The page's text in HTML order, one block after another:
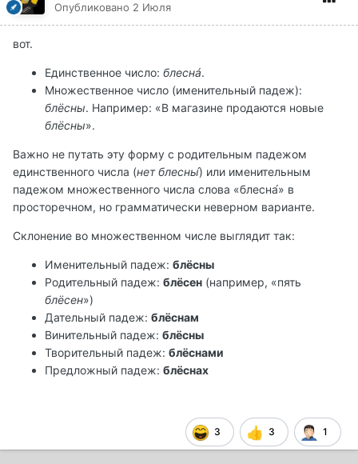
Опубликовано 2 Июля
вот.
Единственное число: блеснá.
Множественное число (именительный падеж):
блёсны. Например: «В магазине продаются новые
блёсны».
Важно не путать эту форму с родительным падежом
единственного числа (нет блесны́) или именительным
падежом множественного числа слова «блесна́» в
просторечном, но грамматически неверном варианте.
Склонение во множественном числе выглядит так:
Именительный падеж: блёсны
Родительный падеж: блёсен (например, «пять
блёсен»)
Дательный падеж: блёснам
Винительный падеж: блёсны
Творительный падеж: блёснами
Предложный падеж: блёснах
3 3 1